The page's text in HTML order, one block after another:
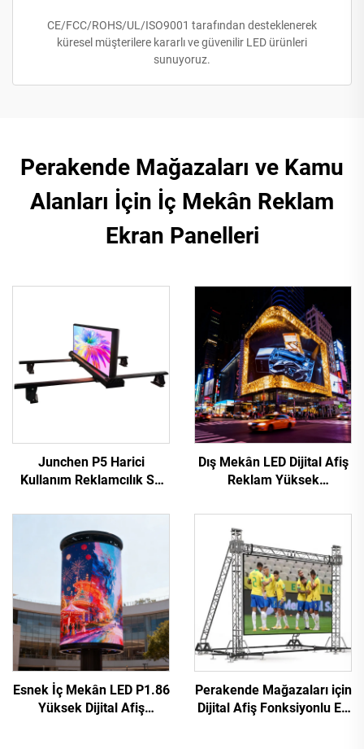
CE/FCC/ROHS/UL/ISO9001 tarafından desteklenerek
küresel müşterilere kararlı ve güvenilir LED ürünleri
sunuyoruz.
Perakende Mağazaları ve Kamu
Alanları İçin İç Mekân Reklam
Ekran Panelleri
Junchen P5 Harici
Kullanım Reklamcılık Su
Ekranı Video Duvarı
İşaretleme Hareketli
Reklam Ekranı Araçlar İçin
Dış Mekân LED Dijital Afiş
Reklam Yüksek
Kurulum Yüksek
Performanslı P10 LED
Video Duvar Dev Ekran
Esnek İç Mekân LED P1.86
Yüksek Dijital Afiş
Perakende Mağazaları için
Dijital Afiş Fonksiyonlu En